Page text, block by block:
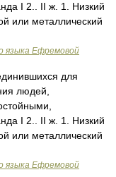
I 2.. II ж. 1. Низкий
или металлический
языка Ефремовой
для
людей,
I 2.. II ж. 1. Низкий
или металлический
языка Ефремовой